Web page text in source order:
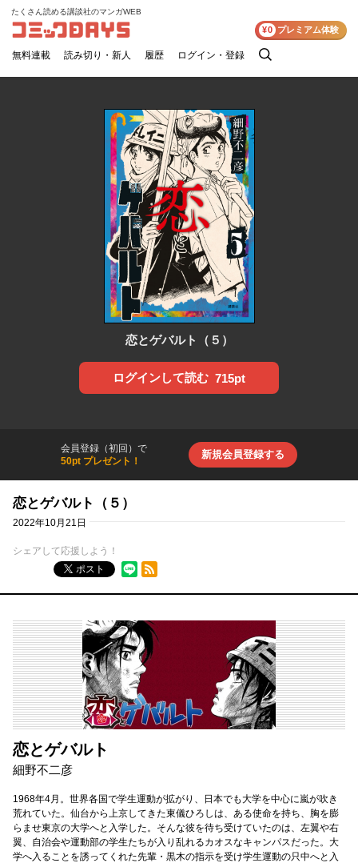
コミックDAYS
たくさん読める講談社のマンガWEB
無料連載 読み切り・新人 履歴 ログイン・登録
検
¥0 プレミアム体験
恋とゲバルト（５）
ログインして読む 715pt
会員登録（初回）で
50pt プレゼント！
新規会員登録する
恋とゲバルト（５）
2022年10月21日
シェアして応援しよう！
ポスト
RSSフィード
恋とゲバルト
細野不二彦
1968年4月。世界各国で学生運動が拡がり、日本でも大学を中心に嵐が吹き
荒れていた。仙台から上京してきた東儀ひろしは、ある使命を持ち、胸を膨
らませ東京の大学へと入学した。そんな彼を待ち受けていたのは、左翼や右
翼、自治会や運動部の学生たちが入り乱れるカオスなキャンパスだった。大
学へ入ることを誘ってくれた先輩・黒木の指示を受け学生運動の只中へと入